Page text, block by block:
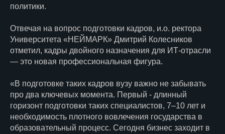
политики.
Отвечая на вопрос подготовки кадров, и.о. ректора
Университета «НЕЙМАРК» Дмитрий Колесников
отметил, кадры двойного назначения для ИТ-отрасли
— это новая профессиональная фигура.
«В подготовке таких кадров вузу важно не забывать
про два ключевых момента. Первый - длинный
горизонт подготовки таких специалистов, 7–10 лет и
необходимость плотного вовлечения государства в
образовательный процесс. Сегодня бизнес заходит в